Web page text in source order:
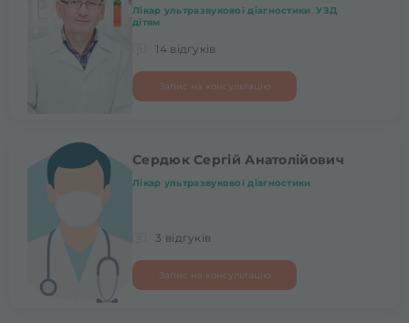
Лікар ультразвукової діагностики ,УЗД
дітям
14 відгуків
Запис на консультацію
Сердюк Сергій Анатолійович
Лікар ультразвукової діагностики
3 відгуків
Запис на консультацію